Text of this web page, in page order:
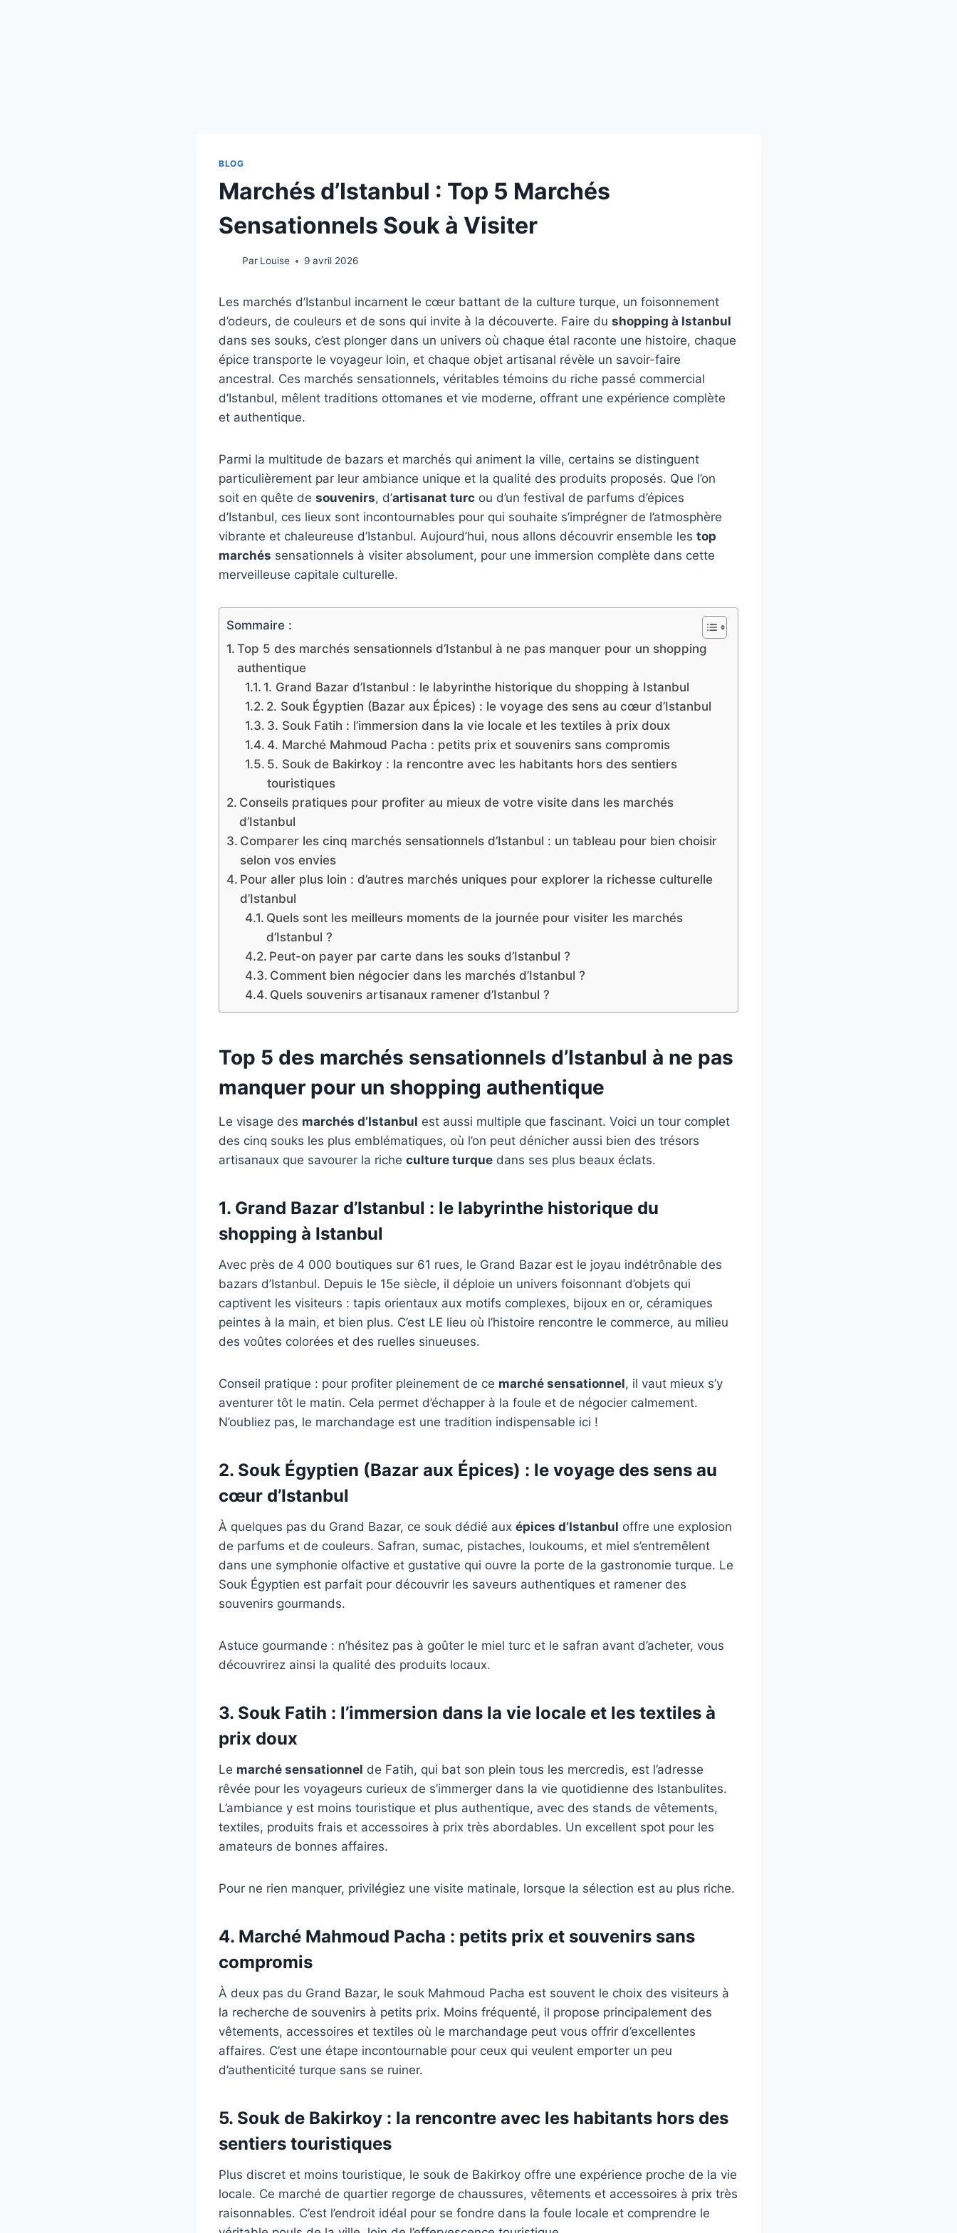
BLOG
Marchés d’Istanbul : Top 5 Marchés
Sensationnels Souk à Visiter
Par Louise 9 avril 2026
Les marchés d’Istanbul incarnent le cœur battant de la culture turque, un foisonnement
d’odeurs, de couleurs et de sons qui invite à la découverte. Faire du shopping à Istanbul
dans ses souks, c’est plonger dans un univers où chaque étal raconte une histoire, chaque
épice transporte le voyageur loin, et chaque objet artisanal révèle un savoir-faire
ancestral. Ces marchés sensationnels, véritables témoins du riche passé commercial
d’Istanbul, mêlent traditions ottomanes et vie moderne, offrant une expérience complète
et authentique.
Parmi la multitude de bazars et marchés qui animent la ville, certains se distinguent
particulièrement par leur ambiance unique et la qualité des produits proposés. Que l’on
soit en quête de souvenirs, d’artisanat turc ou d’un festival de parfums d’épices
d’Istanbul, ces lieux sont incontournables pour qui souhaite s’imprégner de l’atmosphère
vibrante et chaleureuse d’Istanbul. Aujourd’hui, nous allons découvrir ensemble les top
marchés sensationnels à visiter absolument, pour une immersion complète dans cette
merveilleuse capitale culturelle.
Sommaire :
Top 5 des marchés sensationnels d’Istanbul à ne pas manquer pour un shopping
authentique
1. Grand Bazar d’Istanbul : le labyrinthe historique du shopping à Istanbul
2. Souk Égyptien (Bazar aux Épices) : le voyage des sens au cœur d’Istanbul
3. Souk Fatih : l’immersion dans la vie locale et les textiles à prix doux
4. Marché Mahmoud Pacha : petits prix et souvenirs sans compromis
5. Souk de Bakirkoy : la rencontre avec les habitants hors des sentiers
touristiques
Conseils pratiques pour profiter au mieux de votre visite dans les marchés
d’Istanbul
Comparer les cinq marchés sensationnels d’Istanbul : un tableau pour bien choisir
selon vos envies
Pour aller plus loin : d’autres marchés uniques pour explorer la richesse culturelle
d’Istanbul
Quels sont les meilleurs moments de la journée pour visiter les marchés
d’Istanbul ?
Peut-on payer par carte dans les souks d’Istanbul ?
Comment bien négocier dans les marchés d’Istanbul ?
Quels souvenirs artisanaux ramener d’Istanbul ?
Top 5 des marchés sensationnels d’Istanbul à ne pas
manquer pour un shopping authentique
Le visage des marchés d’Istanbul est aussi multiple que fascinant. Voici un tour complet
des cinq souks les plus emblématiques, où l’on peut dénicher aussi bien des trésors
artisanaux que savourer la riche culture turque dans ses plus beaux éclats.
1. Grand Bazar d’Istanbul : le labyrinthe historique du
shopping à Istanbul
Avec près de 4 000 boutiques sur 61 rues, le Grand Bazar est le joyau indétrônable des
bazars d’Istanbul. Depuis le 15e siècle, il déploie un univers foisonnant d’objets qui
captivent les visiteurs : tapis orientaux aux motifs complexes, bijoux en or, céramiques
peintes à la main, et bien plus. C’est LE lieu où l’histoire rencontre le commerce, au milieu
des voûtes colorées et des ruelles sinueuses.
Conseil pratique : pour profiter pleinement de ce marché sensationnel, il vaut mieux s’y
aventurer tôt le matin. Cela permet d’échapper à la foule et de négocier calmement.
N’oubliez pas, le marchandage est une tradition indispensable ici !
2. Souk Égyptien (Bazar aux Épices) : le voyage des sens au
cœur d’Istanbul
À quelques pas du Grand Bazar, ce souk dédié aux épices d’Istanbul offre une explosion
de parfums et de couleurs. Safran, sumac, pistaches, loukoums, et miel s’entremêlent
dans une symphonie olfactive et gustative qui ouvre la porte de la gastronomie turque. Le
Souk Égyptien est parfait pour découvrir les saveurs authentiques et ramener des
souvenirs gourmands.
Astuce gourmande : n’hésitez pas à goûter le miel turc et le safran avant d’acheter, vous
découvrirez ainsi la qualité des produits locaux.
3. Souk Fatih : l’immersion dans la vie locale et les textiles à
prix doux
Le marché sensationnel de Fatih, qui bat son plein tous les mercredis, est l’adresse
rêvée pour les voyageurs curieux de s’immerger dans la vie quotidienne des Istanbulites.
L’ambiance y est moins touristique et plus authentique, avec des stands de vêtements,
textiles, produits frais et accessoires à prix très abordables. Un excellent spot pour les
amateurs de bonnes affaires.
Pour ne rien manquer, privilégiez une visite matinale, lorsque la sélection est au plus riche.
4. Marché Mahmoud Pacha : petits prix et souvenirs sans
compromis
À deux pas du Grand Bazar, le souk Mahmoud Pacha est souvent le choix des visiteurs à
la recherche de souvenirs à petits prix. Moins fréquenté, il propose principalement des
vêtements, accessoires et textiles où le marchandage peut vous offrir d’excellentes
affaires. C’est une étape incontournable pour ceux qui veulent emporter un peu
d’authenticité turque sans se ruiner.
5. Souk de Bakirkoy : la rencontre avec les habitants hors des
sentiers touristiques
Plus discret et moins touristique, le souk de Bakirkoy offre une expérience proche de la vie
locale. Ce marché de quartier regorge de chaussures, vêtements et accessoires à prix très
raisonnables. C’est l’endroit idéal pour se fondre dans la foule locale et comprendre le